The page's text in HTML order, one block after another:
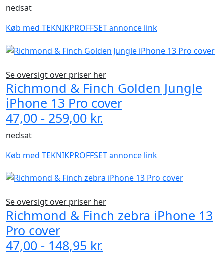
nedsat
Køb med TEKNIKPROFFSET annonce link
Se oversigt over priser her
Richmond & Finch Golden Jungle
iPhone 13 Pro cover
47,00 - 259,00 kr.
nedsat
Køb med TEKNIKPROFFSET annonce link
Se oversigt over priser her
Richmond & Finch zebra iPhone 13
Pro cover
47,00 - 148,95 kr.